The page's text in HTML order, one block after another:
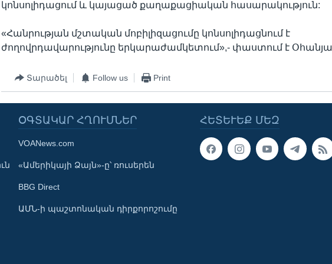
կոնսոլիդացում և կայացած քաղաքացիական հասարակություն:
«Հանրության մշտական մոբիլիզացումը կոնսոլիդացնում է
ժողովրդավարությունը երկարաժամկետում»,- փաստում է
Տարածել Follow us Print
ՀԵՏԵՒԵՔ ՄԵԶ
ՕԳՏԱԿԱՐ ՀՂՈՒՄՆԵՐ
VOANews.com
«Ամերիկայի Ձայն»-ը՝ ռուսերեն
BBG Direct
ԱՄՆ-ի պաշտոնական դիրքորոշումը